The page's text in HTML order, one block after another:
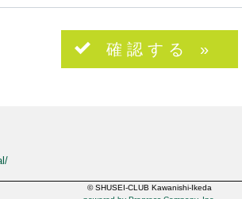
確 認 す る »
© SHUSEI-CLUB Kawanishi-Ikeda